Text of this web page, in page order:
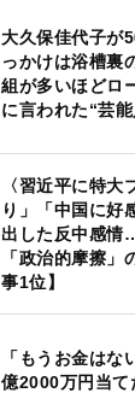
大久保佳代子が
っかけは浴槽裏
組が多いほどロ
に言われた“芸
〈習近平に特
り」「中国に好
出した反中感情
「政治的摩擦
事1位】
「もうお金はな
億2000万円当